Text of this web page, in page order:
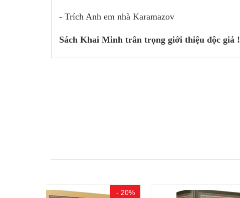
- Trích Anh em nhà Karamazov
Sách Khai Minh trân trọng giới thiệu độc giả !
- 20%